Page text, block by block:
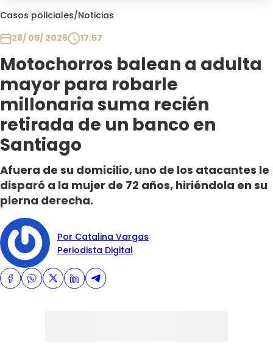
Casos policiales/Noticias
28/ 05/ 2026
17:57
Motochorros balean a adulta
mayor para robarle
millonaria suma recién
retirada de un banco en
Santiago
Afuera de su domicilio, uno de los atacantes le
disparó a la mujer de 72 años, hiriéndola en su
pierna derecha.
Por Catalina Vargas
Periodista Digital
Club De La Comedia
Plan Perfecto
El Tiempo
Sabingo
Todos Los Programas